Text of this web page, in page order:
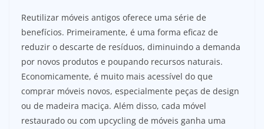
Reutilizar móveis antigos oferece uma série de
benefícios. Primeiramente, é uma forma eficaz de
reduzir o descarte de resíduos, diminuindo a demanda
por novos produtos e poupando recursos naturais.
Economicamente, é muito mais acessível do que
comprar móveis novos, especialmente peças de design
ou de madeira maciça. Além disso, cada móvel
restaurado ou com upcycling de móveis ganha uma